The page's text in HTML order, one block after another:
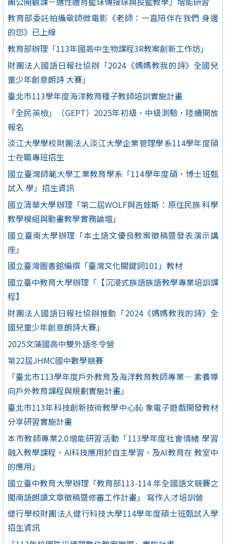
教育部委託拍攝敬師微電影《老師：一直陪伴在我們 身邊
的您》已上線
教育部辦理「113年國高中生物課程3R教案創新工作坊」
財團法人國語日報社協辦「2024《媽媽教我的詩》全國兒
童少年創意朗詩 大賽」
臺北市113學年度海洋教育種子教師培訓實施計畫
「全民英檢」（GEPT）2025年初級、中級測驗，陸續開放
報名
淡江大學學校財團法人淡江大學企業管理學系114學年度碩
士在職專班招生
國立臺灣師範大學工業教育學系「114學年度碩、博士班甄
試入 學」招生資訊
國立清華大學辦理「第二屆WOLF與吉娃斯：原住民族 科學
教學模組與動畫教學實務論壇」
國立臺南大學辦理「本土語文優良教案徵稿暨發表演示講
座」
國立臺灣圖書館編撰「臺灣文化關鍵詞101」教材
國立臺中教育大學辦理「【沉浸式族語族語教學專業培訓課
程】
財團法人國語日報社協辦推動「2024《媽媽教我的詩》全
國兒童少年創意朗詩大賽」
2025文藻國高中雙外語冬令營
第22屆JHMC國中數學競賽
「臺北市113學年度戶外教育及海洋教育教師專業— 素養導
向戶外教育課程與規劃實施計畫」
臺北市113年科技創新技術教學中心鈊 象電子遊戲開發教材
分享研習實施計畫
本市教師專業2.0增能研習活動「113學年度社會情緒 學習
融入教學課程、AI科技應用於自主學習、及AI教育在 教室中
的應用」
國立臺中教育大學辦理「教育部113-114 年全國語文競賽之
閩南語朗讀文章徵稿暨修審工作計畫」 寫作人才培訓營
健行學校財團法人健行科技大學114學年度碩士班甄試入學
招生資訊